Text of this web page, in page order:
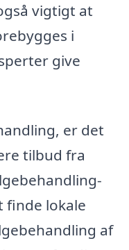
vigtigt at
i
give
er det
tilbud fra
finde lokale
af